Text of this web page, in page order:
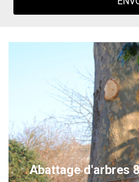
Abattage d'arbres